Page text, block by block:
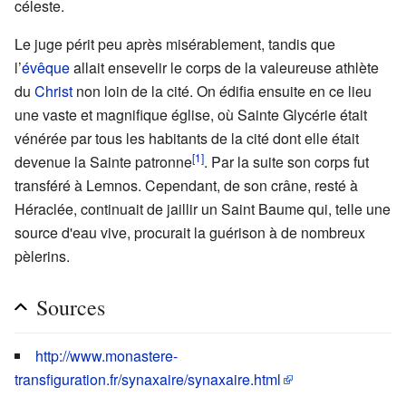
céleste.
Le juge périt peu après misérablement, tandis que
l’évêqueallait ensevelir le corps de la valeureuse athlète
du Christ non loin de la cité. On édifia ensuite en ce lieu
une vaste et magnifique église, où Sainte Glycérie était
vénérée par tous les habitants de la cité dont elle était
devenue la Sainte patronne[1]. Par la suite son corps fut
transféré à Lemnos. Cependant, de son crâne, resté à
Héraclée, continuait de jaillir un Saint Baume qui, telle une
source d'eau vive, procurait la guérison à de nombreux
pèlerins.
Sources
http://www.monastere-
transfiguration.fr/synaxaire/synaxaire.html